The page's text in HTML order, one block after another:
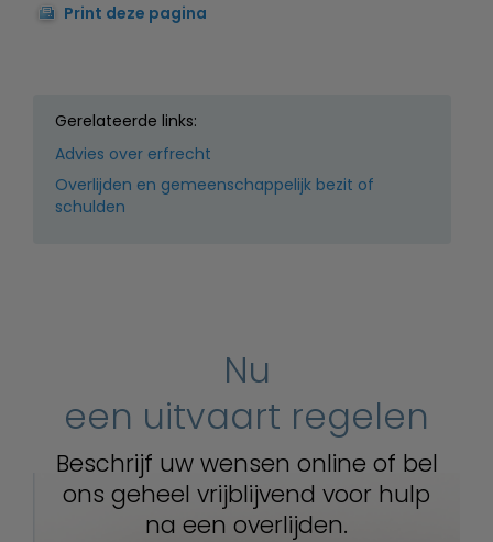
Print deze pagina
Gerelateerde links:
Advies over erfrecht
Overlijden en gemeenschappelijk bezit of
schulden
Nu
een uitvaart regelen
Beschrijf uw wensen online of bel
ons geheel vrijblijvend voor hulp
na een overlijden.